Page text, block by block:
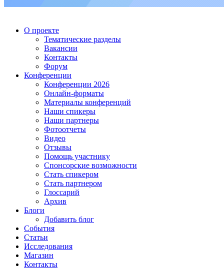
О проекте
Тематические разделы
Вакансии
Контакты
Форум
Конференции
Конференции 2026
Онлайн-форматы
Материалы конференций
Наши спикеры
Наши партнеры
Фотоотчеты
Видео
Отзывы
Помощь участнику
Спонсорские возможности
Стать спикером
Стать партнером
Глоссарий
Архив
Блоги
Добавить блог
События
Статьи
Исследования
Магазин
Контакты